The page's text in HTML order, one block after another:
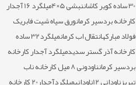
30 ساده کویر کاشان
نبشی 5×4
میلگرد 16 آجدار
کارخانه بردسیر کرمانورق سیاه شیت فابریک
فولاد مبارکهانتقال اب کرمان
میلگرد32 ساده
کارخانه آذر گستر سدیدمیلگرد آجدار کارخانه
بردسیر کرمان
ناودونی 8 میل کارخانه ناب